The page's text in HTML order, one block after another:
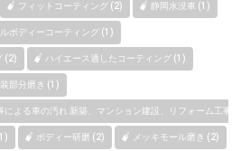
フィットコーティング (2) 静岡水没車 (1)
ボディーコーティング (1)
(2) ハイエース適したコーティング (1)
部分磨き (1)
による車の汚れ 新築、マンション建設、リフォーム工事
ボディー研磨 (2) メッキモール磨き (2)